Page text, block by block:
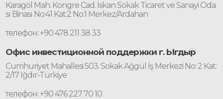
Karagöl Mah. Kongre Cad. İskan Sokak Ticaret ve Sanayi Oda
sı Binası No:41 Kat:2 No:1 Merkez/Ardahan
телефон: +90 478 211 38 33
Офис инвестиционной поддержки г. Ыгдыр
Cumhuriyet Mahallesi 503. Sokak Ağgül İş Merkezi No: 2 Kat:
2/17 Iğdır-Türkiye
телефон: +90 476 227 70 10